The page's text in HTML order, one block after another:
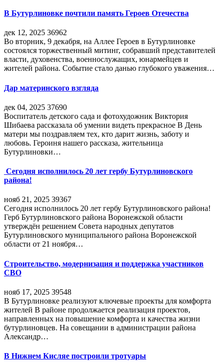
В Бутурлиновке почтили память Героев Отечества
дек 12, 2025 36962
Во вторник, 9 декабря, на Аллее Героев в Бутурлиновке
состоялся торжественный митинг, собравший представителей
власти, духовенства, военнослужащих, юнармейцев и
жителей района. Событие стало данью глубокого уважения…
Дар материнского взгляда
дек 04, 2025 37690
Воспитатель детского сада и фотохудожник Виктория
Шибаева рассказала об умении видеть прекрасное В День
матери мы поздравляем тех, кто дарит жизнь, заботу и
любовь. Героиня нашего рассказа, жительница
Бутурлиновки…
Сегодня исполнилось 20 лет гербу Бутурлиновского
района!
нояб 21, 2025 39367
Сегодня исполнилось 20 лет гербу Бутурлиновского района!
Герб Бутурлиновского района Воронежской области
утверждён решением Совета народных депутатов
Бутурлиновского муниципального района Воронежской
области от 21 ноября…
Строительство, модернизация и поддержка участников
СВО
нояб 17, 2025 39548
В Бутурлиновке реализуют ключевые проекты для комфорта
жителей В районе продолжается реализация проектов,
направленных на повышение комфорта и качества жизни
бутурлиновцев. На совещании в администрации района
Александр…
В Нижнем Кисляе построили тротуары